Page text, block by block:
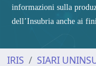
informazioni sulla
dell’Insubria anche ai
IRIS SIARI